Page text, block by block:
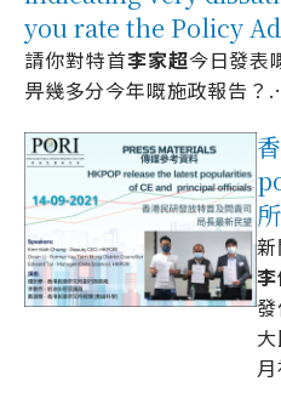
you rate the Policy
請你對特首李家超今日發表
畀幾多分今年嘅施政報告？.
所
李